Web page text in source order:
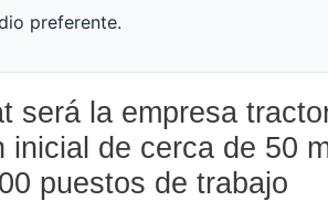
preferente.
será la empresa
inicial de cerca de 50
puestos de trabajo